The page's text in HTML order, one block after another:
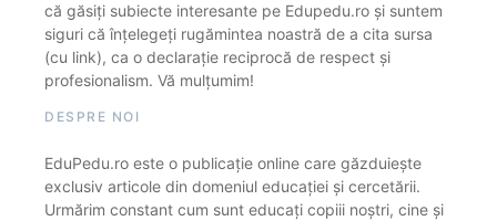
că găsiți subiecte interesante pe Edupedu.ro și suntem
siguri că înțelegeți rugămintea noastră de a cita sursa
(cu link), ca o declarație reciprocă de respect și
profesionalism. Vă mulțumim!
DESPRE NOI
EduPedu.ro este o publicație online care găzduiește
exclusiv articole din domeniul educației și cercetării.
Urmărim constant cum sunt educați copiii noștri, cine și